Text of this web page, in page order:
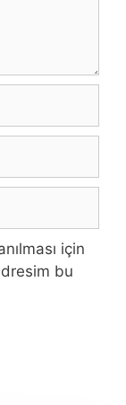
için
bu